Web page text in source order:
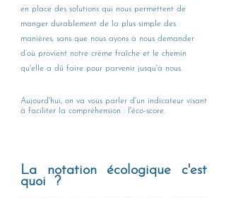
en place des solutions qui nous permettent de
manger durablement de la plus simple des
manières, sans que nous ayons à nous demander
d’où provient notre crème fraîche et le chemin
qu'elle a dû faire pour parvenir jusqu'à nous.
Aujourd'hui, on va vous parler d'un indicateur visant
à faciliter la compréhension : l'éco-score.
La notation écologique c'est
quoi  ?